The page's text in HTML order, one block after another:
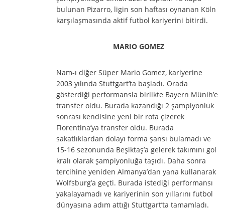
bulunan Pizarro, ligin son haftası oynanan Köln
karşılaşmasında aktif futbol kariyerini bitirdi.
MARIO GOMEZ
Nam-ı diğer Süper Mario Gomez, kariyerine
2003 yılında Stuttgart’ta başladı. Orada
gösterdiği performansla birlikte Bayern Münih’e
transfer oldu. Burada kazandığı 2 şampiyonluk
sonrası kendisine yeni bir rota çizerek
Fiorentina’ya transfer oldu. Burada
sakatlıklardan dolayı forma şansı bulamadı ve
15-16 sezonunda Beşiktaş’a gelerek takımını gol
kralı olarak şampiyonluğa taşıdı. Daha sonra
tercihine yeniden Almanya’dan yana kullanarak
Wolfsburg’a geçti. Burada istediği performansı
yakalayamadı ve kariyerinin son yıllarını futbol
dünyasına adım attığı Stuttgart’ta tamamladı.